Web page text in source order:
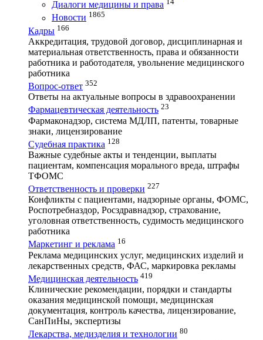
Диалоги медицины и права
Новости 1865
Кадры 166
Аккредитация, трудовой договор, дисциплинарная и
материальная ответственность, права и обязанности
работника и работодателя, увольнение медицинского
работника
Вопрос-ответ 352
Ответы на актуальные вопросы в здравоохранении
Фармацевтическая деятельность 23
Фармаконадзор, система МДЛП, патенты, товарные
знаки, лицензирование
Судебная практика 128
Важные судебные акты и тенденции, выплаты
пациентам, компенсация морального вреда, штрафы
ТФОМС
Ответственность и проверки 227
Конфликты с пациентами, надзорные органы, ФОМС,
Роспотребназдор, Росздравнадзор, страхование,
уголовная ответственность, судимость медицинского
работника
Маркетинг и реклама 16
Реклама медицинских услуг, медицинских изделий и
лекарственных средств, ФАС, маркировка рекламы
Медицинская деятельность 419
Клинические рекомендации, порядки и стандарты
оказания медицинской помощи, медицинская
документация, контроль качества, лицензирование,
СанПиНы, экспертизы
Лекарства, медизделия и технологии 80